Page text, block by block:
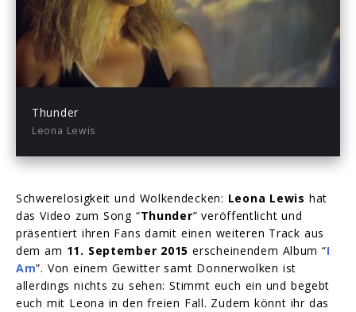
Play Mute
Enter
Play
Thunder
Leona Lewis
Schwerelosigkeit und Wolkendecken: Leona Lewis hat
das Video zum Song “Thunder” veröffentlicht und
präsentiert ihren Fans damit einen weiteren Track aus
dem am 11. September 2015 erscheinendem Album “I
Am”. Von einem Gewitter samt Donnerwolken ist
allerdings nichts zu sehen: Stimmt euch ein und begebt
euch mit Leona in den freien Fall. Zudem könnt ihr das